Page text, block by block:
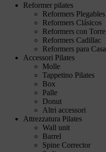
Reformer pilates
Reformers Plegables
Reformers Clásicos
Reformers con Torre
Reformers Cadillac
Reformers para Casa
Accessori Pilates
Molle
Tappetino Pilates
Box
Palle
Donut
Altri accessori
Attrezzatura Pilates
Wall unit
Barrel
Spine Corrector